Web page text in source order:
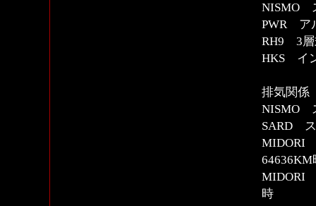
NISMO
PWR ア
RH9 3層
HKS イ
排気関係
NISMO
SARD ス
MIDORI
64636KM
MIDORI
時